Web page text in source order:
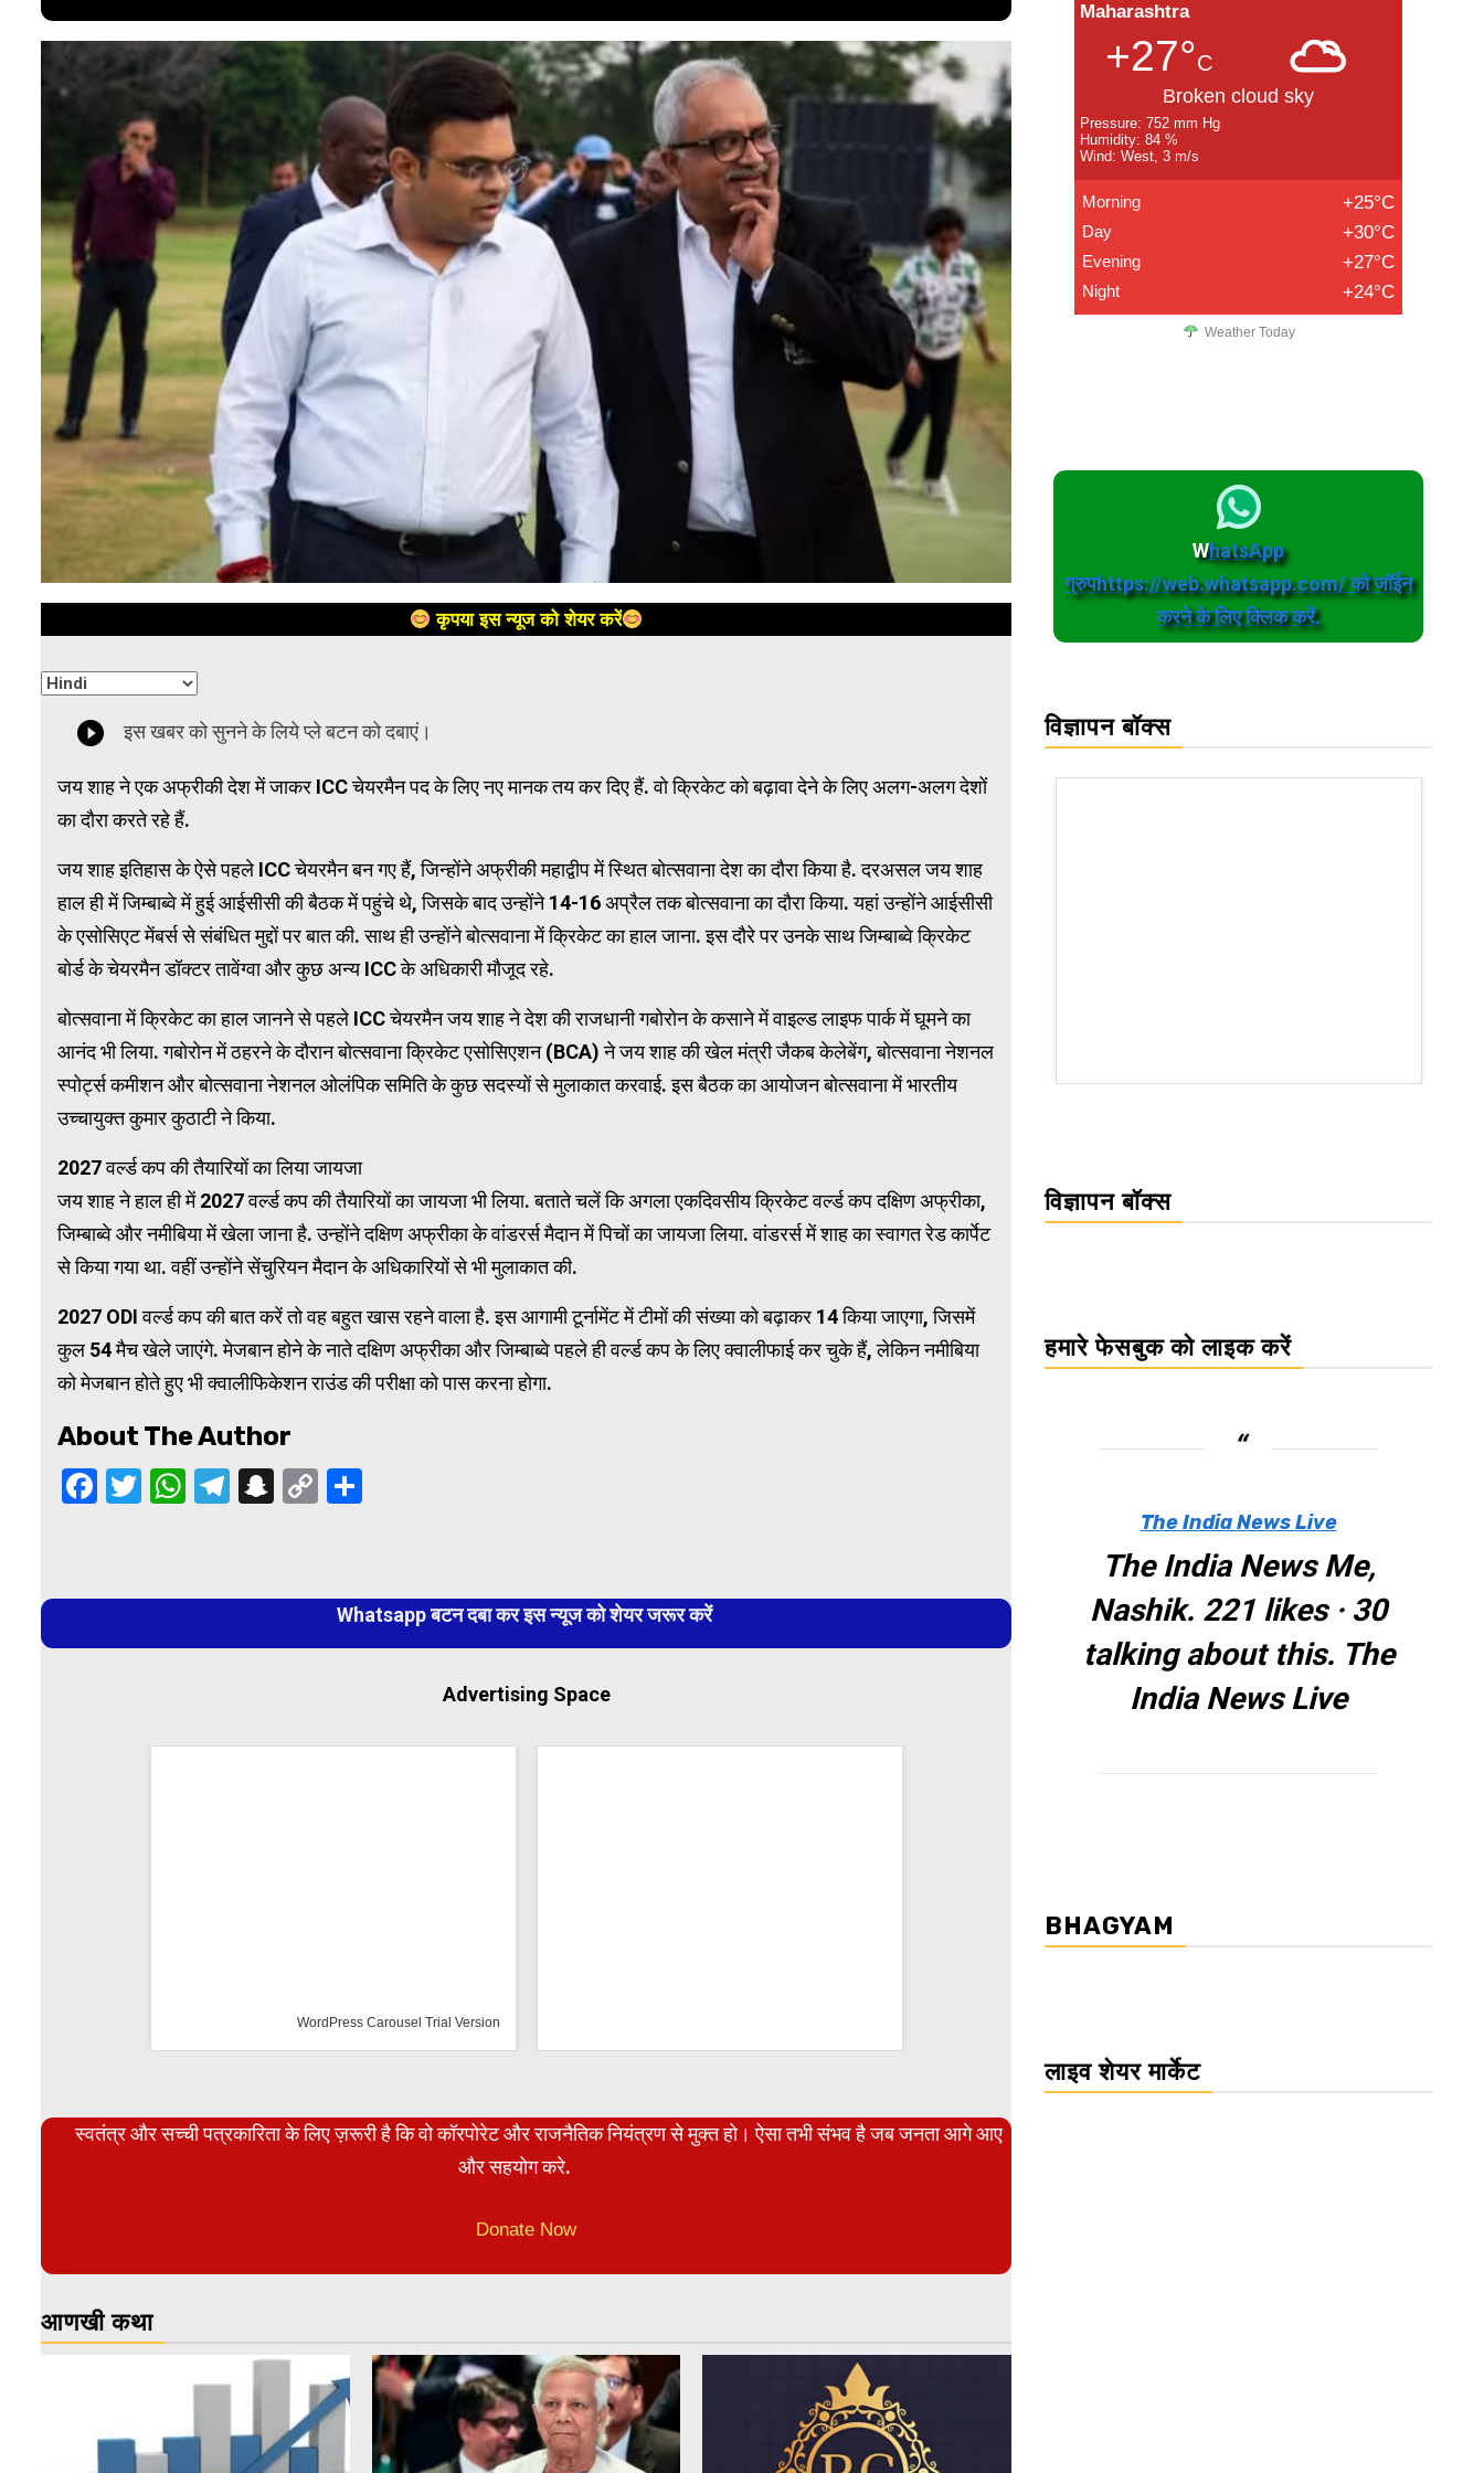
कृपया इस न्यूज को शेयर करें
जय शाह ने एक अफ्रीकी देश में जाकर ICC चेयरमैन पद के लिए नए मानक तय कर दिए हैं. वो क्रिकेट को बढ़ावा देने के लिए अलग-अलग देशों
का दौरा करते रहे हैं.
जय शाह इतिहास के ऐसे पहले ICC चेयरमैन बन गए हैं, जिन्होंने अफ्रीकी महाद्वीप में स्थित बोत्सवाना देश का दौरा किया है. दरअसल जय शाह
हाल ही में जिम्बाब्वे में हुई आईसीसी की बैठक में पहुंचे थे, जिसके बाद उन्होंने 14-16 अप्रैल तक बोत्सवाना का दौरा किया. यहां उन्होंने आईसीसी
के एसोसिएट मेंबर्स से संबंधित मुद्दों पर बात की. साथ ही उन्होंने बोत्सवाना में क्रिकेट का हाल जाना. इस दौरे पर उनके साथ जिम्बाब्वे क्रिकेट
बोर्ड के चेयरमैन डॉक्टर तावेंग्वा और कुछ अन्य ICC के अधिकारी मौजूद रहे.
बोत्सवाना में क्रिकेट का हाल जानने से पहले ICC चेयरमैन जय शाह ने देश की राजधानी गबोरोन के कसाने में वाइल्ड लाइफ पार्क में घूमने का
आनंद भी लिया. गबोरोन में ठहरने के दौरान बोत्सवाना क्रिकेट एसोसिएशन (BCA) ने जय शाह की खेल मंत्री जैकब केलेबेंग, बोत्सवाना नेशनल
स्पोर्ट्स कमीशन और बोत्सवाना नेशनल ओलंपिक समिति के कुछ सदस्यों से मुलाकात करवाई. इस बैठक का आयोजन बोत्सवाना में भारतीय
उच्चायुक्त कुमार कुठाटी ने किया.
2027 वर्ल्ड कप की तैयारियों का लिया जायजा
जय शाह ने हाल ही में 2027 वर्ल्ड कप की तैयारियों का जायजा भी लिया. बताते चलें कि अगला एकदिवसीय क्रिकेट वर्ल्ड कप दक्षिण अफ्रीका,
जिम्बाब्वे और नमीबिया में खेला जाना है. उन्होंने दक्षिण अफ्रीका के वांडरर्स मैदान में पिचों का जायजा लिया. वांडरर्स में शाह का स्वागत रेड कार्पेट
से किया गया था. वहीं उन्होंने सेंचुरियन मैदान के अधिकारियों से भी मुलाकात की.
2027 ODI वर्ल्ड कप की बात करें तो वह बहुत खास रहने वाला है. इस आगामी टूर्नामेंट में टीमों की संख्या को बढ़ाकर 14 किया जाएगा, जिसमें
कुल 54 मैच खेले जाएंगे. मेजबान होने के नाते दक्षिण अफ्रीका और जिम्बाब्वे पहले ही वर्ल्ड कप के लिए क्वालीफाई कर चुके हैं, लेकिन नमीबिया
को मेजबान होते हुए भी क्वालीफिकेशन राउंड की परीक्षा को पास करना होगा.
About The Author
Facebook
Twitter
WhatsApp
Telegram
Snapchat
Copy
Reading
Whatsapp बटन दबा कर इस न्यूज को शेयर जरूर करें
Advertising Space
WordPress Carousel Trial Version
स्वतंत्र और सच्ची पत्रकारिता के लिए ज़रूरी है कि वो कॉरपोरेट और राजनैतिक नियंत्रण से मुक्त हो। ऐसा तभी संभव है जब जनता आगे आए
और सहयोग करे.
Donate Now
आणखी कथा
Maharashtra
+27°C
Broken cloud sky
Pressure: 752 mm Hg
Humidity: 84 %
Wind: West, 3 m/s
Morning +25°C
Day +30°C
Evening +27°C
Night +24°C
Weather Today
WhatsApp
ग्रुपhttps://web.whatsapp.com/ को जॉईन
करने के लिए क्लिक करें.
विज्ञापन बॉक्स
WordPress Carousel Trial Version
विज्ञापन बॉक्स
हमारे फेसबुक को लाइक करें
The India News Live
The India News Me,
Nashik. 221 likes · 30
talking about this. The
India News Live
BHAGYAM
लाइव शेयर मार्केट